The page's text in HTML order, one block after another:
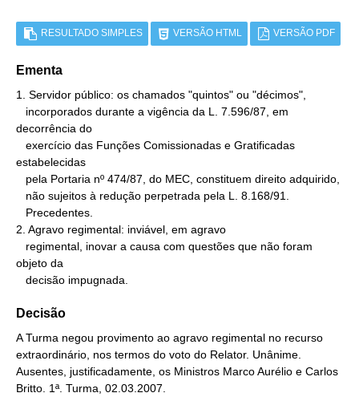
RESULTADO SIMPLES VERSÃO HTML VERSÃO PDF
Ementa
1. Servidor público: os chamados "quintos" ou "décimos",
decorrência do
estabelecidas
2. Agravo regimental: inviável, em agravo
objeto da
   decisão impugnada.
Decisão
A Turma negou provimento ao agravo regimental no recurso
extraordinário, nos termos do voto do Relator. Unânime.
Ausentes, justificadamente, os Ministros Marco Aurélio e Carlos
Britto. 1ª. Turma, 02.03.2007.